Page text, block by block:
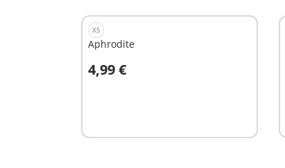
XS
Aphrodite
4,99 €
Au panier